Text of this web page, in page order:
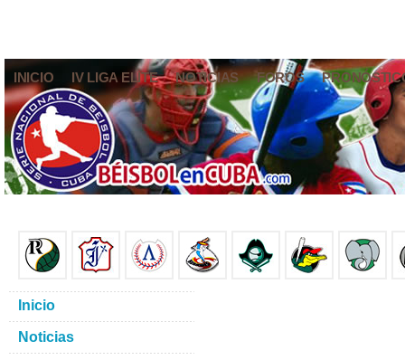
INICIO IV LIGA ELITE NOTICIAS FOROS
Inicio
Noticias